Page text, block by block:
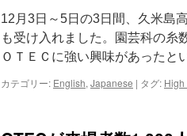
12月3日～5日の3日間、久米島
も受け入れました。園芸科の糸
ＯＴＥＣに強い興味があった
カテゴリー: English, Japanese | タグ: High